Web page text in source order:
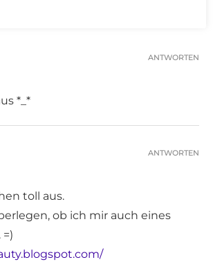
*_*
ANTWORTEN
toll aus.
ob ich mir auch eines
ANTWORTEN